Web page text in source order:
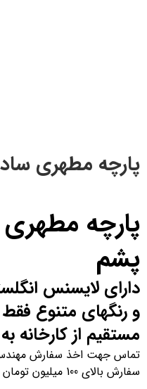
پارچه مطهری
پشم
دارای لایسنس
مستقیم از کارخانه
تماس جهت اخذ سفارش مهندس علی
سفارش بالای 100 میلیون تومان تخفیف شامل می شود